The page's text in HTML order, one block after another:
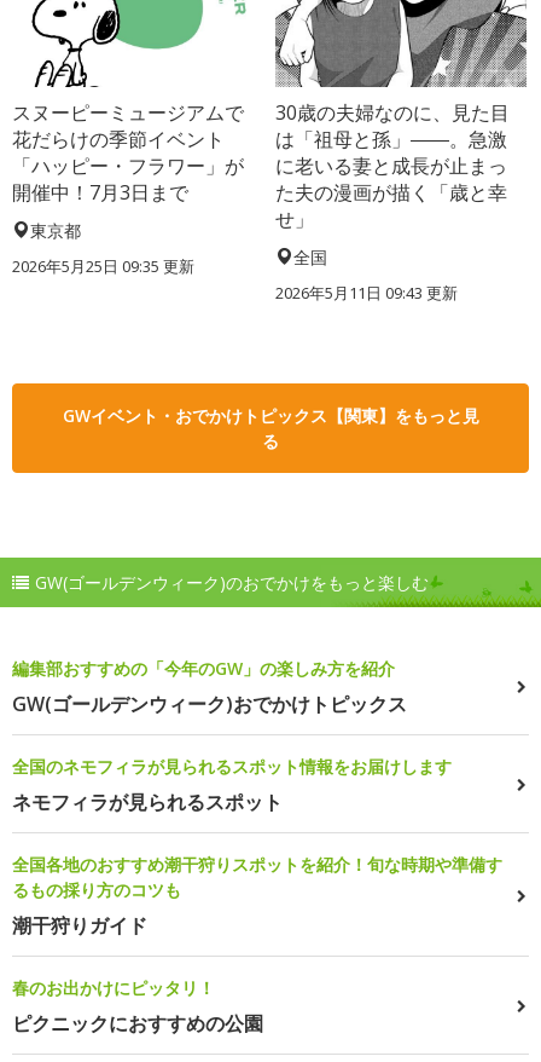
スヌーピーミュージアムで
花だらけの季節イベント
「ハッピー・フラワー」が
開催中！7月3日まで
東京都
2026年5月25日 09:35 更新
30歳の夫婦なのに、見た目
は「祖母と孫」――。急激
に老いる妻と成長が止まっ
た夫の漫画が描く「歳と幸
せ」
全国
2026年5月11日 09:43 更新
GWイベント・おでかけトピックス【関東】をもっと見
る
GW(ゴールデンウィーク)のおでかけをもっと楽しむ
編集部おすすめの「今年のGW」の楽しみ方を紹介
GW(ゴールデンウィーク)おでかけトピックス
全国のネモフィラが見られるスポット情報をお届けします
ネモフィラが見られるスポット
全国各地のおすすめ潮干狩りスポットを紹介！旬な時期や準備す
るもの採り方のコツも
潮干狩りガイド
春のお出かけにピッタリ！
ピクニックにおすすめの公園